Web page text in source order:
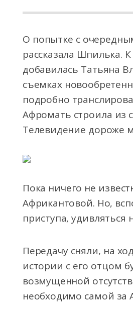
О попытке с
рассказала Шпилька.
добавилась Татьяна
съемках
подробно
Афромать строила из
Телевидение дороже
Пока ничего не
Африкантовой. Но,
приступа, удивляться
Передачу сняли, на
истории с его отцом
возмущенной
необходимо самой за